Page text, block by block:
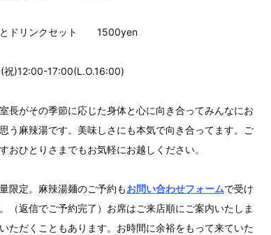
とドリンクセット 1500yen
)12:00-17:00(L.O.16:00)
長がその季節に応じた身体と心に向き合ってみんなにお
う麻辣湯です。美味しさにも本気で向き合ってます。ご
おひとりさまでもお気軽にお越しください。
限定。麻辣湯麺のご予約もお問い合わせフォームで受け
（返信でご予約完了）お席はご来店順にご案内いたしま
ただくこともあります。お時間に余裕をもって来ていた